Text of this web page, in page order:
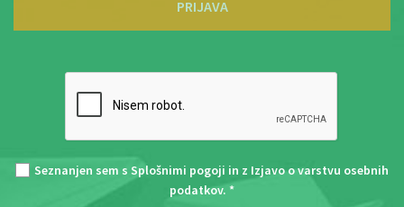
PRIJAVA
Seznanjen sem s Splošnimi pogoji in z Izjavo o varstvu osebnih
podatkov. *